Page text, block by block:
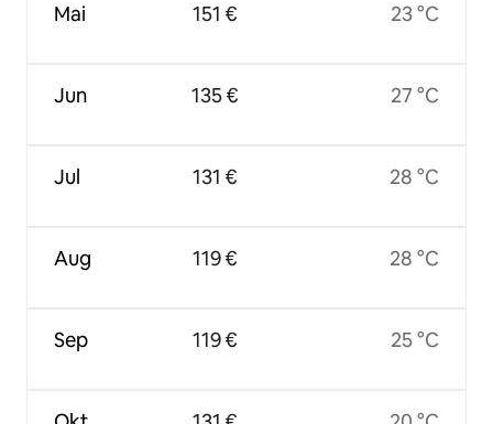
Mai
Jun
Jul
Aug
Sep
151 €
135 €
131 €
119 €
119 €
23 °C
27 °C
28 °C
28 °C
25 °C